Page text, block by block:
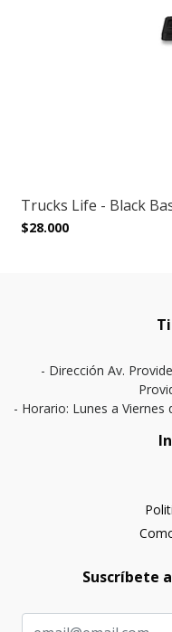
Trucks Life - Black
$28.000
- Dirección Av.
- Horario: Lunes a Viernes
Suscríbete